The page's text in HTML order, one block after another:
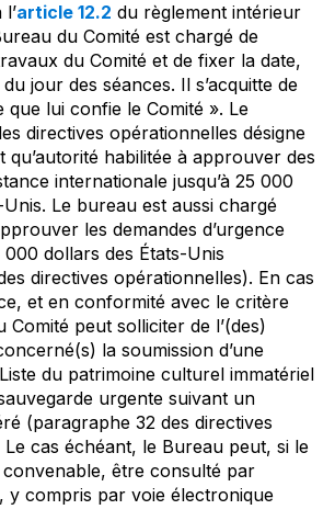
article 12.2 du règlement intérieur
du Comité est chargé de
du Comité et de fixer la date,
du jour des séances. Il s’acquitte de
lui confie le Comité ». Le
directives opérationnelles désigne
qu’autorité habilitée à approuver des
internationale jusqu’à 25 000
Le bureau est aussi chargé
les demandes d’urgence
dollars des États-Unis
directives opérationnelles). En cas
et en conformité avec le critère
Comité peut solliciter de l’(des)
la soumission d’une
du patrimoine culturel immatériel
urgente suivant un
(paragraphe 32 des directives
cas échéant, le Bureau peut, si le
convenable, être consulté par
y compris par voie électronique